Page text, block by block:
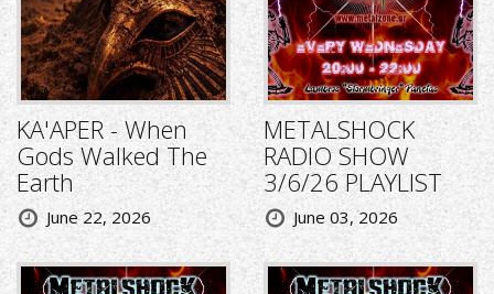
KA'APER - When
Gods Walked The
Earth
June 22, 2026
METALSHOCK
RADIO SHOW
3/6/26 PLAYLIST
June 03, 2026